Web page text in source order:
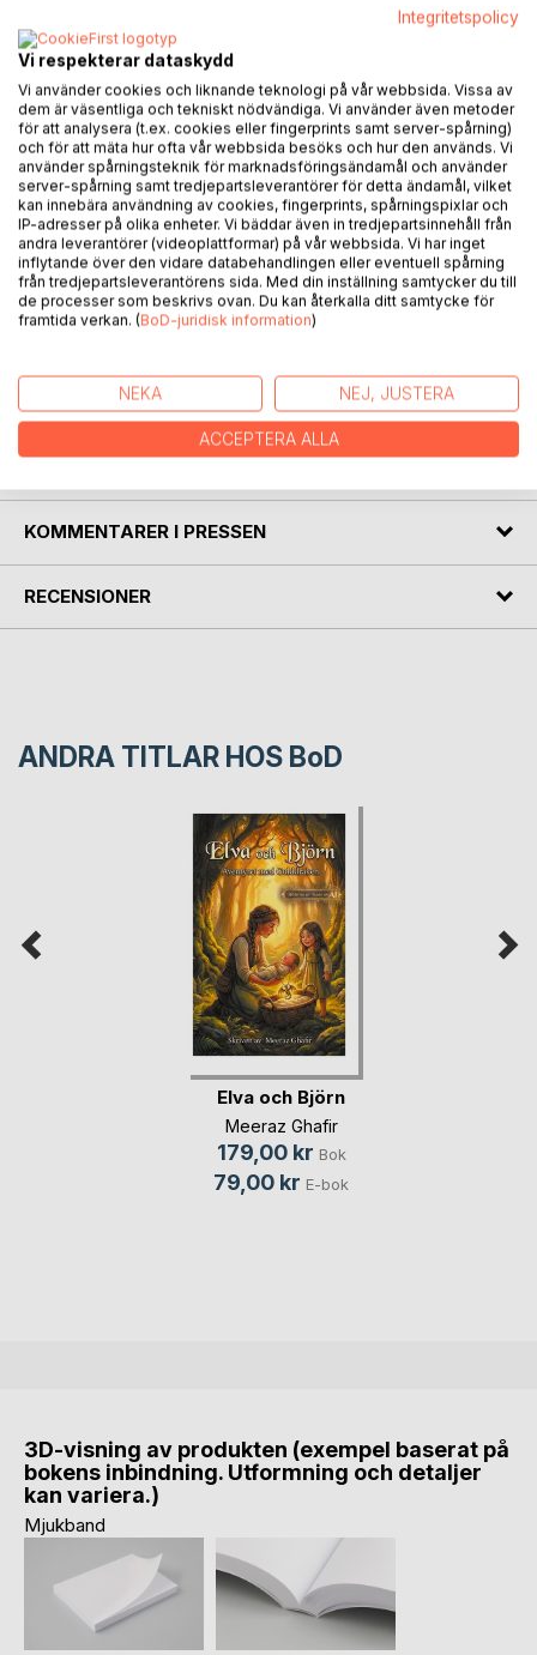
BESKRIVNING
This is a book about a young boy's journey and immigration
from Iraq to Sweden. It is an easy read meant for school
use and young adults. This book helps introduce subjects
such as trauma, emotional development, belonging, and
immigration. It offers tools and assignments in the form of
to help develop students reading- and writing
comprehension.
KOMMENTARER I PRESSEN
RECENSIONER
ANDRA TITLAR HOS BoD
Elva och Björn
Meeraz Ghafir
179,00 kr Bok
79,00 kr E-bok
3D-visning av produkten (exempel baserat på
bokens inbindning. Utformning och detaljer
kan variera.)
Mjukband
Integritetspolicy
Vi respekterar dataskydd
Vi använder cookies och liknande teknologi på vår webbsida. Vissa av
dem är väsentliga och tekniskt nödvändiga. Vi använder även metoder
för att analysera (t.ex. cookies eller fingerprints samt server-spårning)
och för att mäta hur ofta vår webbsida besöks och hur den används. Vi
använder spårningsteknik för marknadsföringsändamål och använder
server-spårning samt tredjepartsleverantörer för detta ändamål, vilket
kan innebära användning av cookies, fingerprints, spårningspixlar och
IP-adresser på olika enheter. Vi bäddar även in tredjepartsinnehåll från
andra leverantörer (videoplattformar) på vår webbsida. Vi har inget
inflytande över den vidare databehandlingen eller eventuell spårning
från tredjepartsleverantörens sida. Med din inställning samtycker du till
de processer som beskrivs ovan. Du kan återkalla ditt samtycke för
framtida verkan. (BoD-juridisk information)
NEKA NEJ, JUSTERA
ACCEPTERA ALLA